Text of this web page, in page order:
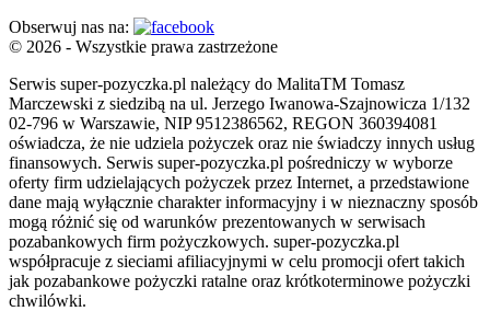
Obserwuj nas na:
© 2026 - Wszystkie prawa zastrzeżone
Serwis super-pozyczka.pl należący do MalitaTM Tomasz
Marczewski z siedzibą na ul. Jerzego Iwanowa-Szajnowicza 1/132
02-796 w Warszawie, NIP 9512386562, REGON 360394081
oświadcza, że nie udziela pożyczek oraz nie świadczy innych usług
finansowych. Serwis super-pozyczka.pl pośredniczy w wyborze
oferty firm udzielających pożyczek przez Internet, a przedstawione
dane mają wyłącznie charakter informacyjny i w nieznaczny sposób
mogą różnić się od warunków prezentowanych w serwisach
pozabankowych firm pożyczkowych. super-pozyczka.pl
współpracuje z sieciami afiliacyjnymi w celu promocji ofert takich
jak pozabankowe pożyczki ratalne oraz krótkoterminowe pożyczki
chwilówki.